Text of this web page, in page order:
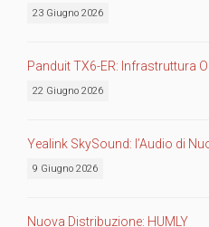
23 Giugno 2026
Panduit TX6-ER: Infrastruttura
22 Giugno 2026
Yealink SkySound: l’Audio di
9 Giugno 2026
Nuova Distribuzione: HUMLY